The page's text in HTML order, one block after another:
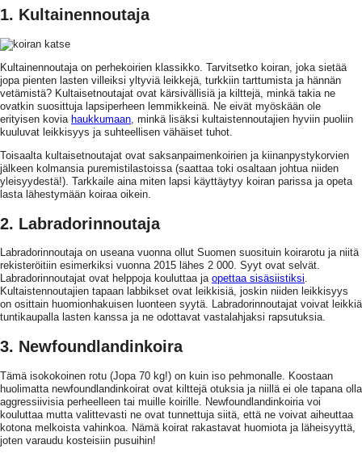
1. Kultainennoutaja
Kultainennoutaja on perhekoirien klassikko. Tarvitsetko koiran, joka sietää
jopa pienten lasten villeiksi yltyviä leikkejä, turkkiin tarttumista ja hännän
vetämistä? Kultaisetnoutajat ovat kärsivällisiä ja kilttejä, minkä takia ne
ovatkin suosittuja lapsiperheen lemmikkeinä. Ne eivät myöskään ole
erityisen kovia haukkumaan , minkä lisäksi kultaistennoutajien hyviin puoliin
kuuluvat leikkisyys ja suhteellisen vähäiset tuhot.
Toisaalta kultaisetnoutajat ovat saksanpaimenkoirien ja kiinanpystykorvien
jälkeen kolmansia puremistilastoissa (saattaa toki osaltaan johtua niiden
yleisyydestä!). Tarkkaile aina miten lapsi käyttäytyy koiran parissa ja opeta
lasta lähestymään koiraa oikein.
2. Labradorinnoutaja
Labradorinnoutaja on useana vuonna ollut Suomen suosituin koirarotu ja niitä
rekisteröitiin esimerkiksi vuonna 2015 lähes 2 000. Syyt ovat selvät.
Labradorinnoutajat ovat helppoja kouluttaa ja opettaa sisäsiistiksi.
Kultaistennoutajien tapaan labbikset ovat leikkisiä, joskin niiden leikkisyys
on osittain huomionhakuisen luonteen syytä. Labradorinnoutajat voivat leikkiä
tuntikaupalla lasten kanssa ja ne odottavat vastalahjaksi rapsutuksia.
3. Newfoundlandinkoira
Tämä isokokoinen rotu (Jopa 70 kg!) on kuin iso pehmonalle. Koostaan
huolimatta newfoundlandinkoirat ovat kilttejä otuksia ja niillä ei ole tapana olla
aggressiivisia perheelleen tai muille koirille. Newfoundlandinkoiria voi
kouluttaa mutta valittevasti ne ovat tunnettuja siitä, että ne voivat aiheuttaa
kotona melkoista vahinkoa. Nämä koirat rakastavat huomiota ja läheisyyttä,
joten varaudu kosteisiin pusuihin!